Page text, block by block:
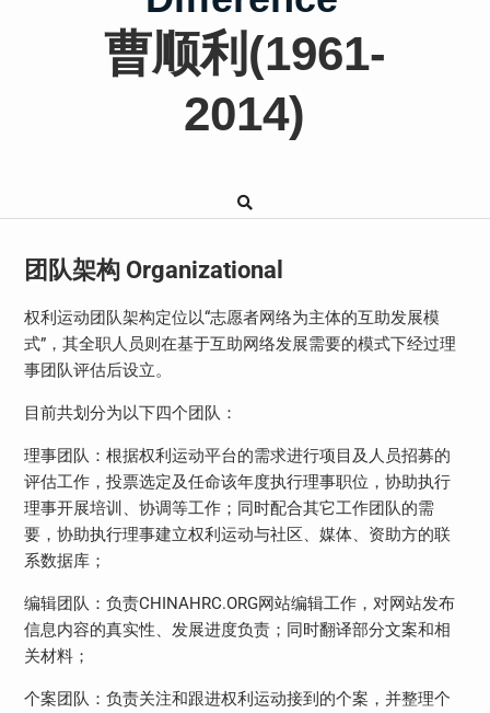
曹顺利(1961-
2014)
团队架构 Organizational
权利运动团队架构定位以“志愿者网络为主体的互助发展模
式”，其全职人员则在基于互助网络发展需要的模式下经过理
事团队评估后设立。
目前共划分为以下四个团队：
理事团队：根据权利运动平台的需求进行项目及人员招募的
评估工作，投票选定及任命该年度执行理事职位，协助执行
理事开展培训、协调等工作；同时配合其它工作团队的需
要，协助执行理事建立权利运动与社区、媒体、资助方的联
系数据库；
编辑团队：负责CHINAHRC.ORG网站编辑工作，对网站发布
信息内容的真实性、发展进度负责；同时翻译部分文案和相
关材料；
个案团队：负责关注和跟进权利运动接到的个案，并整理个